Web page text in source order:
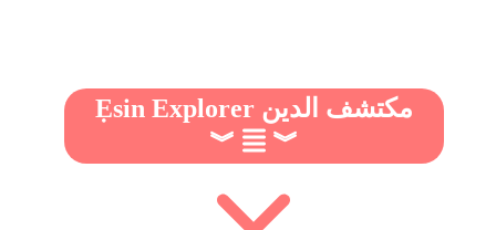
Ẹsin Explorer مكتشف الدين
︾
︾